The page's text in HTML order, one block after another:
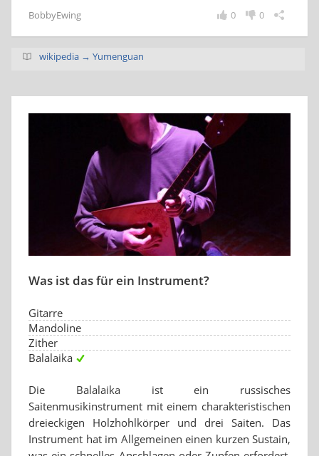
BobbyEwing 0
0
wikipedia → Yumenguan
Was ist das für ein Instrument?
Gitarre
Mandoline
Zither
Balalaika
Die Balalaika ist ein russisches
Saitenmusikinstrument mit einem charakteristischen
dreieckigen Holzhohlkörper und drei Saiten. Das
Instrument hat im Allgemeinen einen kurzen Sustain,